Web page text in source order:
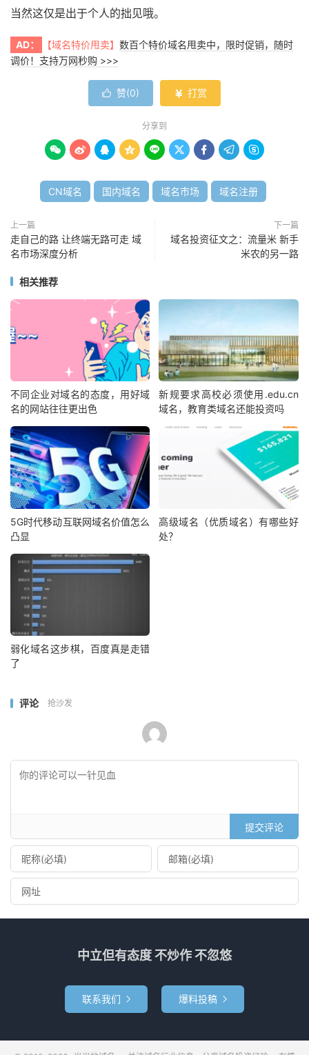
当然这仅是出于个人的拙见哦。
AD： 【域名特价甩卖】 数百个特价域名甩卖中，限时促销，随时
调价！支持万网秒购 >>>
 赞(0)  打赏
分享到
        
CN域名 国内域名 域名市场 域名注册
上一篇
走自己的路 让终端无路可走 域
名市场深度分析
下一篇
域名投资征文之：流量米 新手
米农的另一路
相关推荐
不同企业对域名的态度，用好域
名的网站往往更出色
新规要求高校必须使用.edu.cn
域名，教育类域名还能投资吗
5G时代移动互联网域名价值怎么
凸显
高级域名（优质域名）有哪些好
处？
弱化域名这步棋，百度真是走错
了
评论 抢沙发
提交评论
中立但有态度 不炒作 不忽悠
联系我们  爆料投稿 